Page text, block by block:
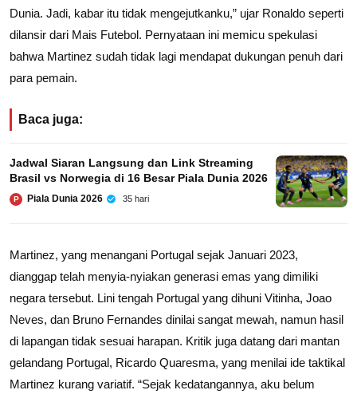
Dunia. Jadi, kabar itu tidak mengejutkanku,” ujar Ronaldo seperti
dilansir dari Mais Futebol. Pernyataan ini memicu spekulasi
bahwa Martinez sudah tidak lagi mendapat dukungan penuh dari
para pemain.
Baca juga:
Jadwal Siaran Langsung dan Link Streaming
Brasil vs Norwegia di 16 Besar Piala Dunia 2026
P Piala Dunia 2026 35 hari
Martinez, yang menangani Portugal sejak Januari 2023,
dianggap telah menyia-nyiakan generasi emas yang dimiliki
negara tersebut. Lini tengah Portugal yang dihuni Vitinha, Joao
Neves, dan Bruno Fernandes dinilai sangat mewah, namun hasil
di lapangan tidak sesuai harapan. Kritik juga datang dari mantan
gelandang Portugal, Ricardo Quaresma, yang menilai ide taktikal
Martinez kurang variatif. “Sejak kedatangannya, aku belum